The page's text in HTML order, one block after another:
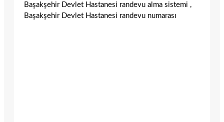
Başakşehir Devlet Hastanesi randevu alma sistemi ,
Başakşehir Devlet Hastanesi randevu numarası